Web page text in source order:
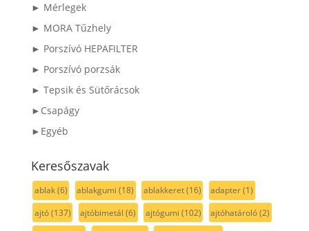
► Mérlegek
► MORA Tűzhely
► Porszívó HEPAFILTER
► Porszívó porzsák
► Tepsik és Sütőrácsok
►Csapágy
►Egyéb
Keresőszavak
ablak(6) ablakgumi (18) ablakkeret(16) adapter(1)
ajtó(137) ajtóbimetál (6) ajtógumi (102) ajtóhatároló(2)